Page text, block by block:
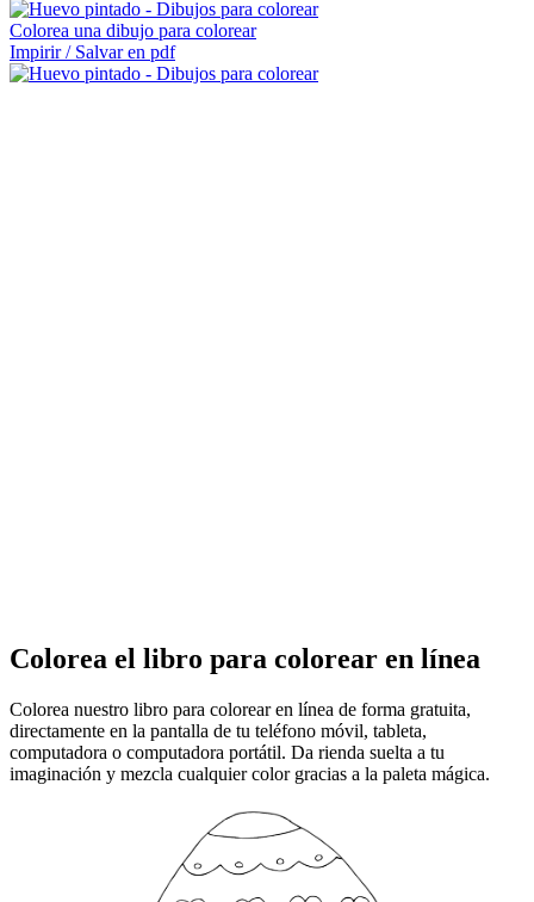
Colorea una dibujo para colorear
Impirir / Salvar en pdf
Colorea el libro para colorear en línea
Colorea nuestro libro para colorear en línea de forma gratuita,
directamente en la pantalla de tu teléfono móvil, tableta,
computadora o computadora portátil. Da rienda suelta a tu
imaginación y mezcla cualquier color gracias a la paleta mágica.